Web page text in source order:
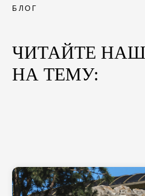
БЛОГ
ЧИТАЙТЕ
НА ТЕМУ: